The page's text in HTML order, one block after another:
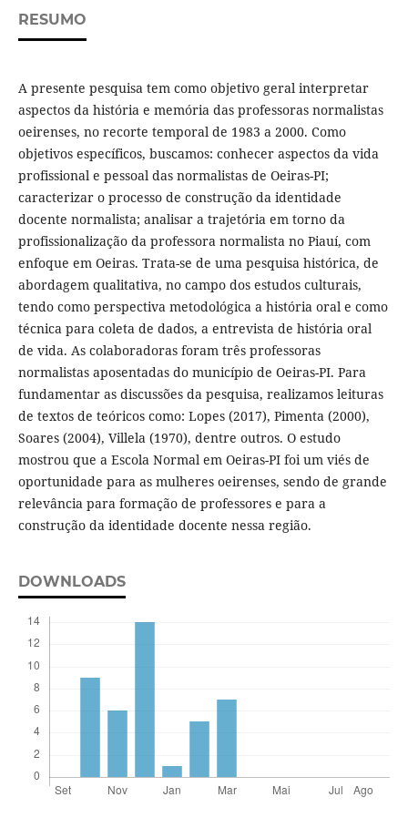
RESUMO
A presente pesquisa tem como objetivo geral interpretar
aspectos da história e memória das professoras normalistas
oeirenses, no recorte temporal de 1983 a 2000. Como
objetivos específicos, buscamos: conhecer aspectos da vida
profissional e pessoal das normalistas de Oeiras-PI;
caracterizar o processo de construção da identidade
docente normalista; analisar a trajetória em torno da
profissionalização da professora normalista no Piauí, com
enfoque em Oeiras. Trata-se de uma pesquisa histórica, de
abordagem qualitativa, no campo dos estudos culturais,
tendo como perspectiva metodológica a história oral e como
técnica para coleta de dados, a entrevista de história oral
de vida. As colaboradoras foram três professoras
normalistas aposentadas do município de Oeiras-PI. Para
fundamentar as discussões da pesquisa, realizamos leituras
de textos de teóricos como: Lopes (2017), Pimenta (2000),
Soares (2004), Villela (1970), dentre outros. O estudo
mostrou que a Escola Normal em Oeiras-PI foi um viés de
oportunidade para as mulheres oeirenses, sendo de grande
relevância para formação de professores e para a
construção da identidade docente nessa região.
DOWNLOADS